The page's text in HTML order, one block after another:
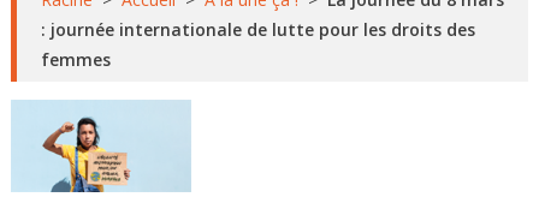
: journée internationale de lutte pour les droits des
femmes